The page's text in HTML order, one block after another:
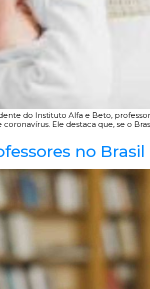
do Instituto Alfa e Beto,
Ele destaca que, se o
no Brasil